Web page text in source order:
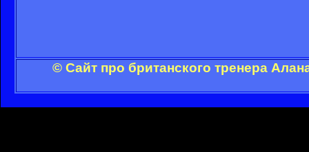
© Сайт про британского тренера